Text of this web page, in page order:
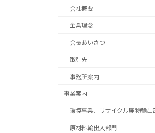
会社概要
企業理念
会長あいさつ
取引先
事務所案内
事業案内
環境事業、リサイクル廃物輸出
原材料輸出入部門